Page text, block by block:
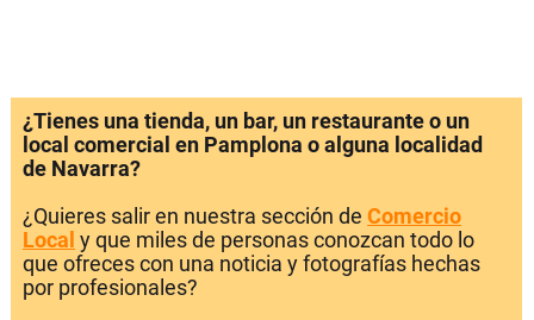
¿Tienes una tienda, un bar, un restaurante o un
local comercial en Pamplona o alguna localidad
de Navarra?
¿Quieres salir en nuestra sección de Comercio
Local y que miles de personas conozcan todo lo
que ofreces con una noticia y fotografías hechas
por profesionales?